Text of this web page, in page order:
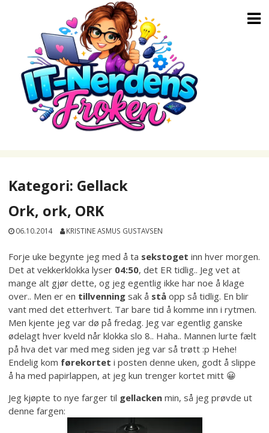
Kategori: Gellack
Ork, ork, ORK
06.10.2014 KRISTINE ASMUS GUSTAVSEN
Forje uke begynte jeg med å ta sekstoget inn hver morgen.
Det at vekkerklokka lyser 04:50, det ER tidlig.. Jeg vet at
mange alt gjør dette, og jeg egentlig ikke har noe å klage
over.. Men er en tillvenning sak å stå opp så tidlig. En blir
vant med det etterhvert. Tar bare tid å komme inn i rytmen.
Men kjente jeg var dø på fredag. Jeg var egentlig ganske
ødelagt hver kveld når klokka slo 8.. Haha.. Mannen lurte fælt
på hva det var med meg siden jeg var så trøtt :p Hehe!
Endelig kom førekortet i posten denne uken, godt å slippe
å ha med papirlappen, at jeg kun trenger kortet mitt 😀
Jeg kjøpte to nye farger til gellacken min, så jeg prøvde ut
denne fargen: